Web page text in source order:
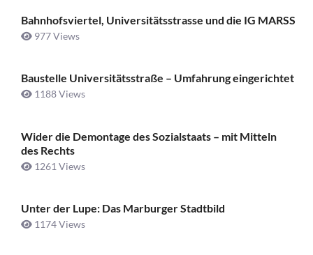
Bahnhofsviertel, Universitätsstrasse und die IG MARSS
977 Views
Baustelle Universitätsstraße ­– Umfahrung eingerichtet
1188 Views
Wider die Demontage des Sozialstaats – mit Mitteln
des Rechts
1261 Views
Unter der Lupe: Das Marburger Stadtbild
1174 Views